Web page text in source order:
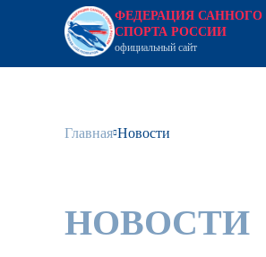
ФЕДЕРАЦИЯ САННОГО
СПОРТА РОССИИ
официальный сайт
Главная Новости
НОВОСТИ